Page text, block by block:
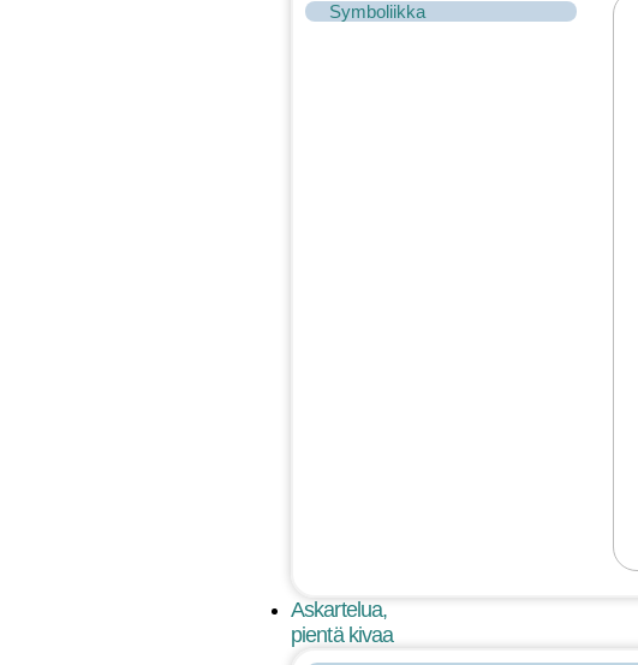
Symboliikka
Askartelua,
pientä kivaa